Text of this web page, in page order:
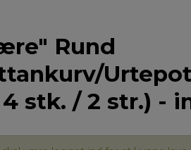
Rund
stk. / 2 str.) -